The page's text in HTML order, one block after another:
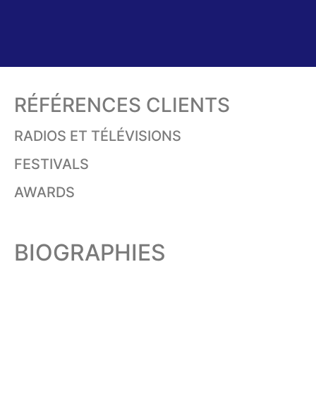
RÉFÉRENCES CLIENTS
RADIOS ET TÉLÉVISIONS
FESTIVALS
AWARDS
BIOGRAPHIES